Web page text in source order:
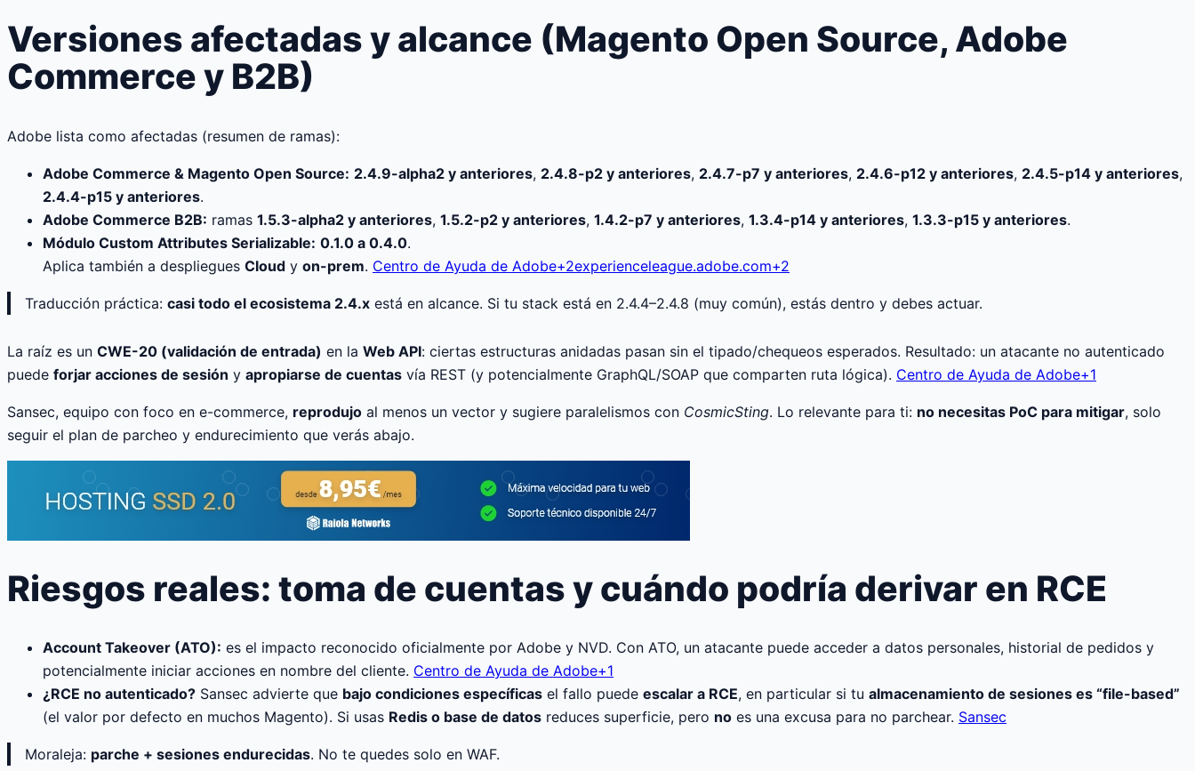
Versiones afectadas y alcance (Magento Open Source, Adobe
Commerce y B2B)
Adobe lista como afectadas (resumen de ramas):
Adobe Commerce & Magento Open Source: 2.4.9-alpha2 y anteriores, 2.4.8-p2 y anteriores, 2.4.7-p7 y anteriores, 2.4.6-p12 y anteriores, 2.4.5-p14 y anteriores,
2.4.4-p15 y anteriores.
Adobe Commerce B2B: ramas 1.5.3-alpha2 y anteriores, 1.5.2-p2 y anteriores, 1.4.2-p7 y anteriores, 1.3.4-p14 y anteriores, 1.3.3-p15 y anteriores.
Módulo Custom Attributes Serializable: 0.1.0 a 0.4.0.
Aplica también a despliegues Cloud y on-prem. Centro de Ayuda de Adobe+2experienceleague.adobe.com+2
Traducción práctica: casi todo el ecosistema 2.4.x está en alcance. Si tu stack está en 2.4.4–2.4.8 (muy común), estás dentro y debes actuar.
La raíz es un CWE-20 (validación de entrada) en la Web API: ciertas estructuras anidadas pasan sin el tipado/chequeos esperados. Resultado: un atacante no autenticado
puede forjar acciones de sesión y apropiarse de cuentas vía REST (y potencialmente GraphQL/SOAP que comparten ruta lógica). Centro de Ayuda de Adobe+1
Sansec, equipo con foco en e-commerce, reprodujo al menos un vector y sugiere paralelismos con CosmicSting. Lo relevante para ti: no necesitas PoC para mitigar, solo
seguir el plan de parcheo y endurecimiento que verás abajo.
Riesgos reales: toma de cuentas y cuándo podría derivar en RCE
Account Takeover (ATO): es el impacto reconocido oficialmente por Adobe y NVD. Con ATO, un atacante puede acceder a datos personales, historial de pedidos y
potencialmente iniciar acciones en nombre del cliente. Centro de Ayuda de Adobe+1
¿RCE no autenticado? Sansec advierte que bajo condiciones específicas el fallo puede escalar a RCE, en particular si tu almacenamiento de sesiones es “file-based”
(el valor por defecto en muchos Magento). Si usas Redis o base de datos reduces superficie, pero no es una excusa para no parchear. Sansec
Moraleja: parche + sesiones endurecidas. No te quedes solo en WAF.